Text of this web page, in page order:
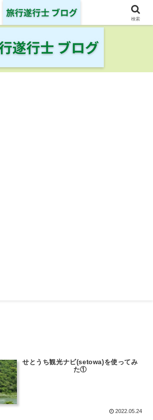
・空港を制覇した旅行遂行士の旅の記録
せとうち観光ナビ(setowa)を使ってみ
た①
2022.05.24
検索